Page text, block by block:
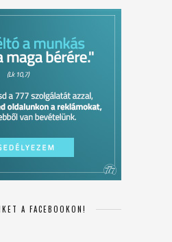
A FACEBOOKON!